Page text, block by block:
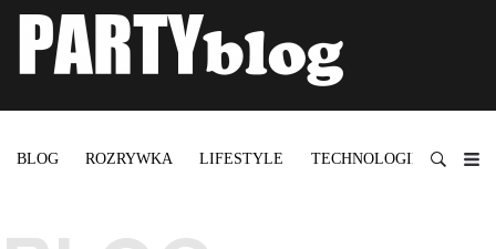
BLOG ROZRYWKA LIFESTYLE TECHNOLOGIE